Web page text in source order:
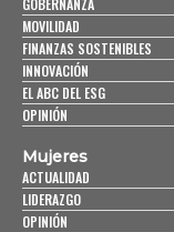
GOBERNANZA
MOVILIDAD
FINANZAS SOSTENIBLES
INNOVACIÓN
EL ABC DEL ESG
OPINIÓN
Mujeres
ACTUALIDAD
LIDERAZGO
OPINIÓN